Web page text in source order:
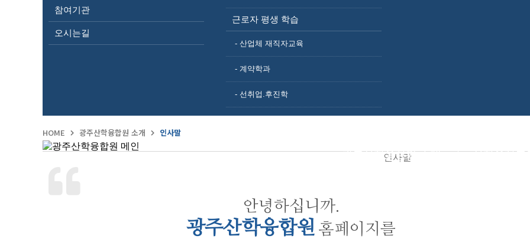
참여기관
오시는길
근로자 평생 학습
- 산업체 재직자교육
- 계약학과
- 선취업.후진학
광주산학융합원 소개 산학융합프
HOME 광주산학융합원 소개 인사말
인사말
안녕하십니까.
광주산학융합원 홈페이지를